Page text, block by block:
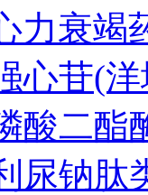
力衰竭
心苷(
酸二酯
尿钠肽